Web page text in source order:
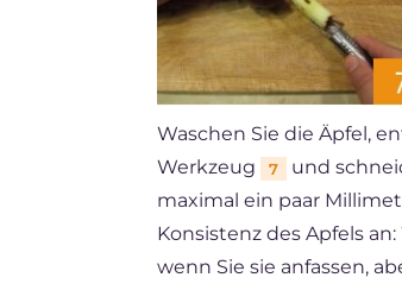
Waschen Sie die Äpfel,
Werkzeug
7 und
maximal ein paar
Konsistenz des Apfels
wenn Sie sie anfassen,